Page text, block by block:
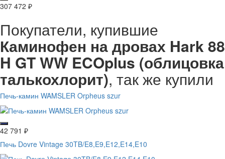
307 472 ₽
Покупатели, купившие
Каминофен на дровах Hark 88
H GT WW ECOplus (облицовка
талькохлорит), так же купили
Печь-камин WAMSLER Orpheus szur
42 791 ₽
Печь Dovre Vintage 30TB/E8,E9,E12,E14,E10